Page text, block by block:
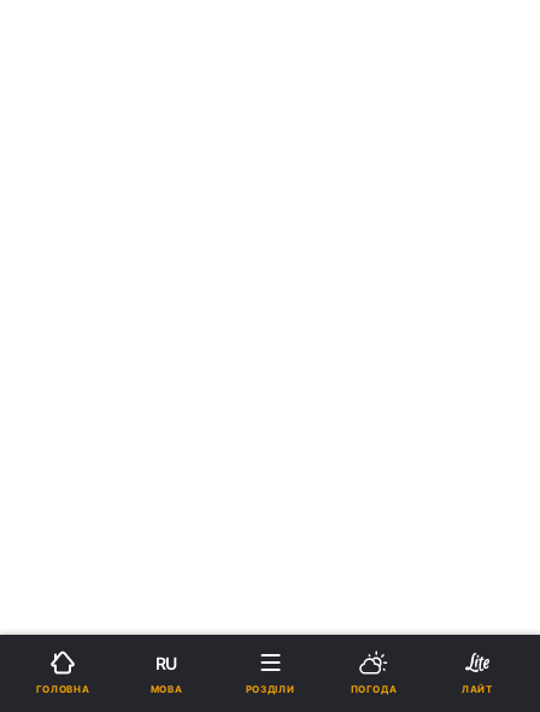
ГОЛОВНА
RU
МОВА РОЗДІЛИ ПОГОДА ЛАЙТ